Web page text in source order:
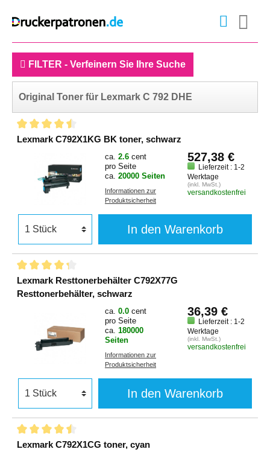
FILTER - Verfeinern Sie Ihre Suche
Original Toner für Lexmark C 792 DHE
Lexmark C792X1KG BK toner, schwarz
ca. 2.6 cent
pro Seite
ca. 20000 Seiten
Informationen zur
Produktsicherheit
527,38 €
Lieferzeit : 1-2
Werktage
(inkl. MwSt.)
versandkostenfrei
In den Warenkorb
Lexmark Resttonerbehälter C792X77G
Resttonerbehälter, schwarz
ca. 0.0 cent
pro Seite
ca. 180000
Seiten
Informationen zur
Produktsicherheit
36,39 €
Lieferzeit : 1-2
Werktage
(inkl. MwSt.)
versandkostenfrei
In den Warenkorb
Lexmark C792X1CG toner, cyan